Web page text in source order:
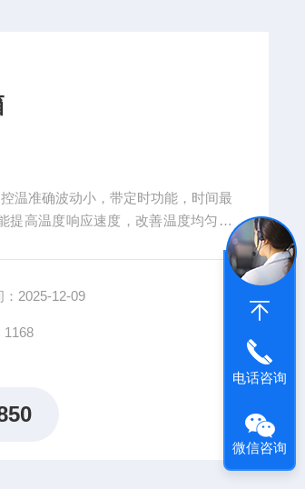
温准确波动小，带定时功能，时间最
提高温度响应速度，改善温度均匀性
：2025-12-09
1168
电话咨询
微信咨询